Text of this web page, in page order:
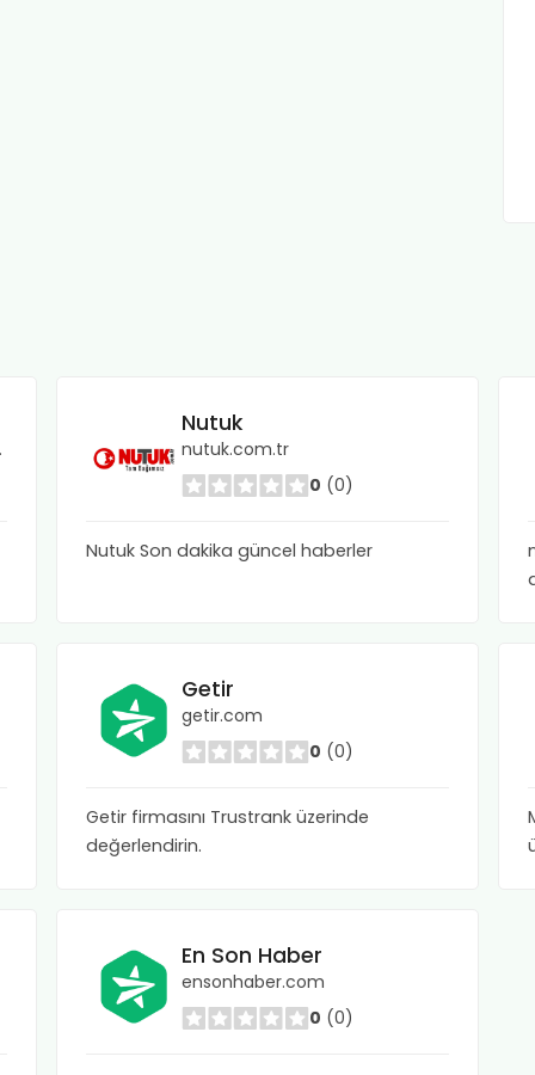
Nutuk
nutuk.com.tr
0 (0)
Nutuk Son dakika güncel haberler
Getir
getir.com
0 (0)
Getir firmasını Trustrank üzerinde
değerlendirin.
En Son Haber
ensonhaber.com
0 (0)